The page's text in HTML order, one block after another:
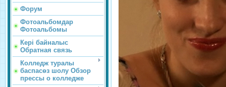
Форум
Фотоальбомдар
Фотоальбомы
Кері байналыс
Обратная связь
Колледж туралы
баспасөз шолу Обзор
прессы о колледже